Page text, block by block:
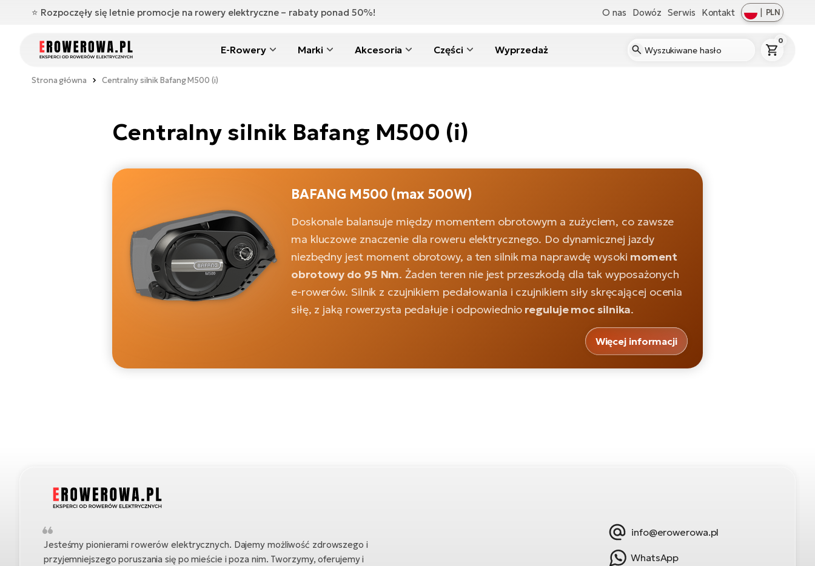
⭐️ Rozpoczęły się letnie promocje na rowery elektryczne – rabaty ponad 50%! O nas Dowóz Serwis Kontakt | PLN
E-Rowery Marki Akcesoria Części Wyprzedaż
0
Strona główna Centralny silnik Bafang M500 (i)
Centralny silnik Bafang M500 (i)
BAFANG M500 (max 500W)
Doskonale balansuje między momentem obrotowym a zużyciem, co zawsze
ma kluczowe znaczenie dla roweru elektrycznego. Do dynamicznej jazdy
niezbędny jest moment obrotowy, a ten silnik ma naprawdę wysoki moment
obrotowy do 95 Nm. Żaden teren nie jest przeszkodą dla tak wyposażonych
e-rowerów. Silnik z czujnikiem pedałowania i czujnikiem siły skręcającej ocenia
siłę, z jaką rowerzysta pedałuje i odpowiednio reguluje moc silnika.
Więcej informacji
Jesteśmy pionierami rowerów elektrycznych. Dajemy możliwość zdrowszego i
przyjemniejszego poruszania się po mieście i poza nim. Tworzymy, oferujemy i
info@erowerowa.pl
WhatsApp